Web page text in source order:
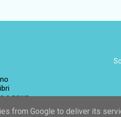
e news
from Google to deliver its